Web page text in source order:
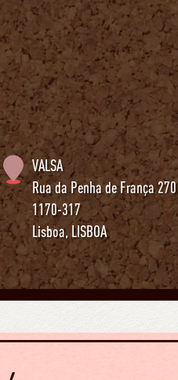
VALSA
Rua da Penha de França 270
1170-317
Lisboa, LISBOA